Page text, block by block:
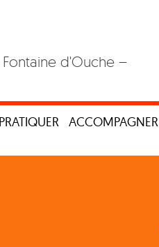
d'Ouche –
PRATIQUER ACCOMPAGNER